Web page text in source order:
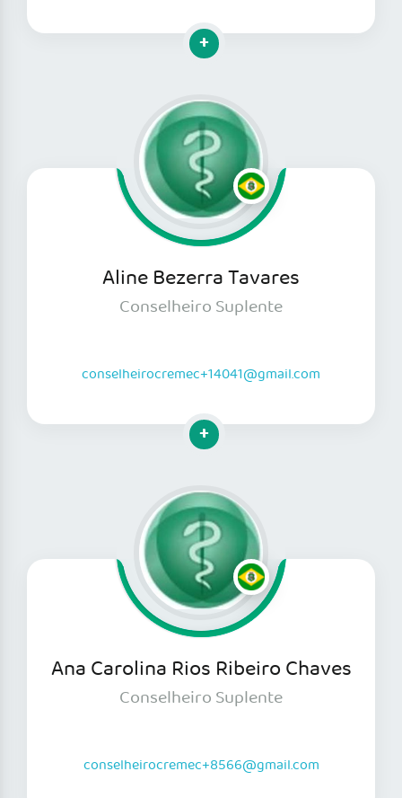
Clique para mais informações
Aline Bezerra Tavares
Conselheiro Suplente
conselheirocremec+14041@gmail.com
Clique para mais informações
Ana Carolina Rios Ribeiro Chaves
Conselheiro Suplente
conselheirocremec+8566@gmail.com